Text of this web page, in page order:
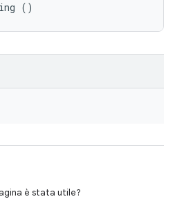
()
è stata utile?